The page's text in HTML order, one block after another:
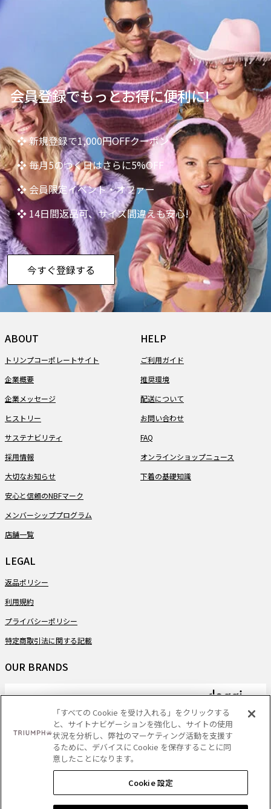
会員登録でもっとお得に便利に!
❖ 新規登録で1,000円OFFクーポン
❖ 毎月5のつく日はさらに5%OFF
❖ 会員限定イベント・オファー
❖ 14日間返品可、サイズ間違えも安心!
今すぐ登録する
ABOUT
トリンプコーポレートサイト
企業概要
企業メッセージ
ヒストリー
サステナビリティ
採用情報
大切なお知らせ
安心と信頼のNBFマーク
メンバーシッププログラム
店舗一覧
HELP
ご利用ガイド
推奨環境
配送について
お問い合わせ
FAQ
オンラインショップニュース
下着の基礎知識
LEGAL
返品ポリシー
利用規約
プライバシーポリシー
特定商取引法に関する記載
OUR BRANDS
PAYMENT
「すべての Cookie を受け入れる」をクリックする
と、サイトナビゲーションを強化し、サイトの使用
状況を分析し、弊社のマーケティング活動を支援す
るために、デバイスに Cookie を保存することに同
意したことになります。
Cookie 設定